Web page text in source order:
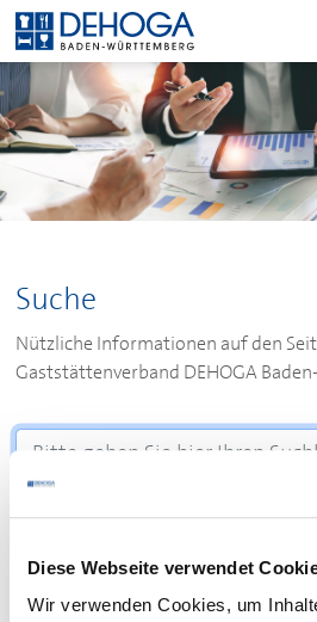
Diese Webseite verwendet
Wir verwenden Cookies, um
Zum Hauptinhalt springen
Zum Footerinhalt springen
Suche
Nützliche Informationen auf den
Gaststättenverband DEHOGA
819 Suchergebnisse